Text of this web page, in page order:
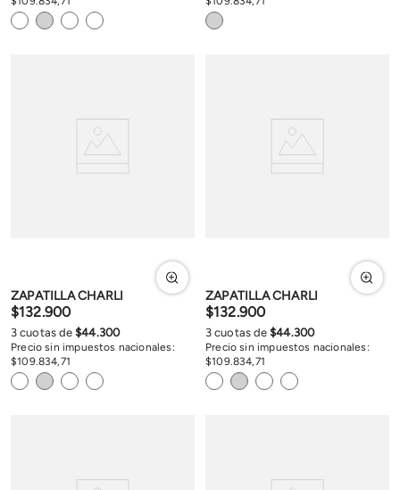
ZAPATILLA CHARLI
$132.900
Precio sin impuestos nacionales:
$109.834,71
3 cuotas de$44.300
ZAPATILLA CHARLI
$132.900
Precio sin impuestos nacionales:
$109.834,71
3 cuotas de$44.300